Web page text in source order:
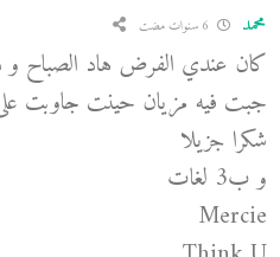
محمد
كان عندي الفرض هاد الصباح و
جبت فيه مزيان حينت جاوبت
شكرا جزيلا
و ب3 لغات
Mercie